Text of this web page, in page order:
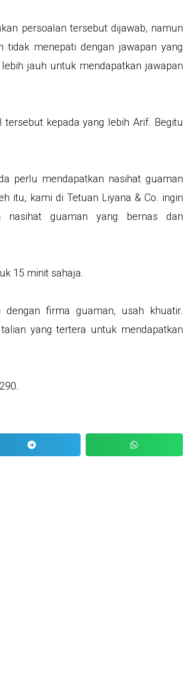
persoalan tersebut dijawab, namun
tidak menepati dengan jawapan yang
jauh untuk mendapatkan jawapan
kepada yang lebih Arif. Begitu
perlu mendapatkan nasihat guaman
itu, kami di Tetuan Liyana & Co. ingin
nasihat guaman yang bernas dan
15 minit sahaja.
firma guaman, usah khuatir.
yang tertera untuk mendapatkan